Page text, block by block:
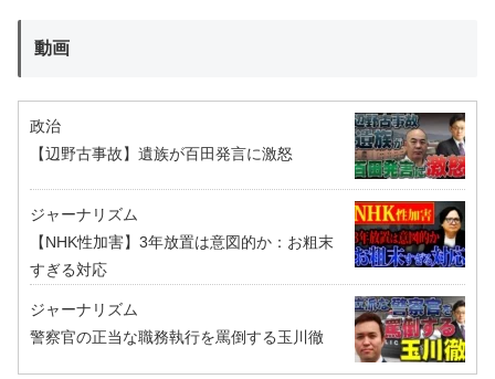
動画
政治
【辺野古事故】遺族が百田発言に激怒
ジャーナリズム
【NHK性加害】3年放置は意図的か：お粗末
すぎる対応
ジャーナリズム
警察官の正当な職務執行を罵倒する玉川徹